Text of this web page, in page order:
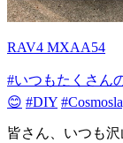
RAV4 MXAA54
#いつもたくさん
😊 #DIY
皆さん、いつも